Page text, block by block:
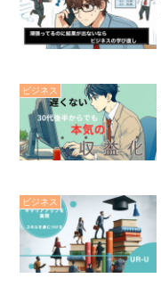
ビジネス
ビジネス